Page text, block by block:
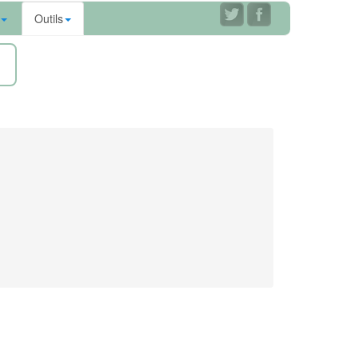
Outils